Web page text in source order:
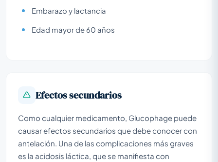
Embarazo y lactancia
Edad mayor de 60 años
Efectos secundarios
Como cualquier medicamento, Glucophage puede
causar efectos secundarios que debe conocer con
antelación. Una de las complicaciones más graves
es la acidosis láctica, que se manifiesta con